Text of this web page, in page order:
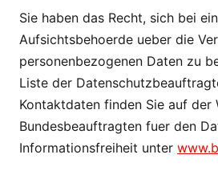
Sie haben das Recht, sich bei
Aufsichtsbehoerde ueber die
personenbezogenen Daten zu
Liste der
Kontaktdaten finden Sie auf der
Bundesbeauftragten fuer den
Informationsfreiheit unter